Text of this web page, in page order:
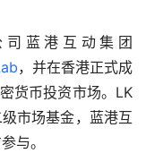
司蓝港互动集团
，并在香港正式成
货币投资市场。LK
市场基金，蓝港互
与。